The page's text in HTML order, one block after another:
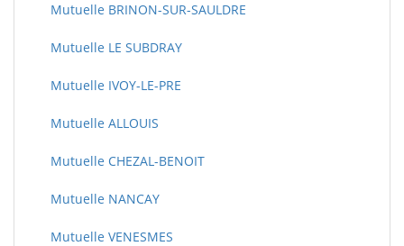
Mutuelle BRINON-SUR-SAULDRE
Mutuelle LE SUBDRAY
Mutuelle IVOY-LE-PRE
Mutuelle ALLOUIS
Mutuelle CHEZAL-BENOIT
Mutuelle NANCAY
Mutuelle VENESMES